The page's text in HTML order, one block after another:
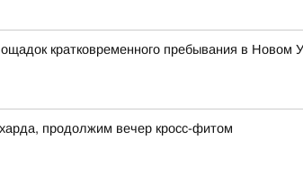
кратковременного пребывания в Новом
продолжим вечер кросс-фитом